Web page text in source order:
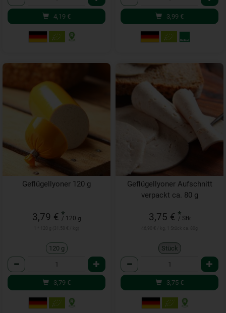
4,19 € 3,99 €
Geflügellyoner 120 g
3,79 € *
/ 120 g
120 g
Anzahl
3,79 €
Geflügellyoner Aufschnitt
verpackt ca. 80 g
3,75 € *
/ Stk
Stück
Anzahl
3,75 €